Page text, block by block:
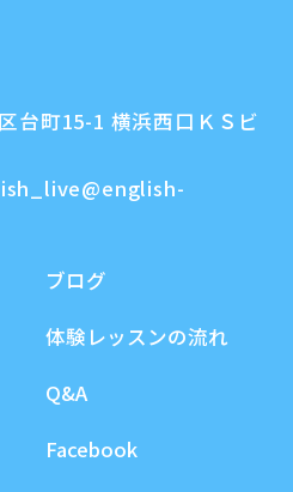
台町15-1 横浜西口ＫＳビ
ブログ
体験レッスンの流れ
Q&A
Facebook